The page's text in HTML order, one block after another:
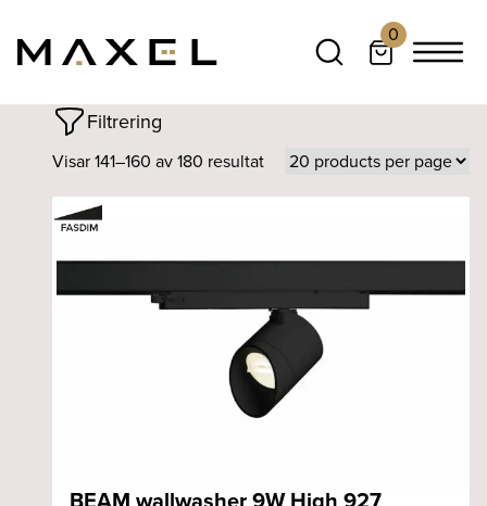
0
Filtrering
Visar 141–160 av 180 resultat